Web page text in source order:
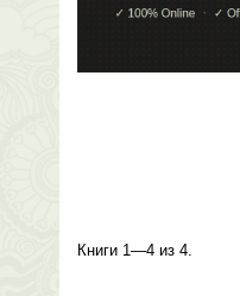
Книги 1—4 из 4.